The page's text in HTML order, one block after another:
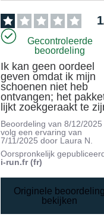
1
Gecontroleerde
beoordeling
Ik kan geen oordeel
geven omdat ik mijn
schoenen niet heb
ontvangen; het
lijkt zoekgeraakt te
Beoordeling van8/12/2025
volg een ervaring van
7/11/2025 door Laura N.
Oorspronkelijk
i-run.fr (fr)
Originele
bekijken